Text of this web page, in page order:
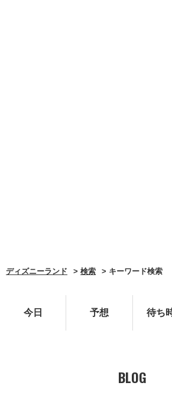
ディズニーランド 検索 キーワード検索
今日 予想 待ち
BLOG